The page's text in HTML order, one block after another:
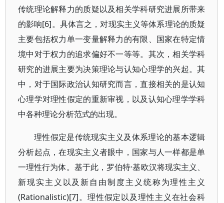
传统理论解释力的质疑以及相关学科研究进展所带来
的影响[6]。具体言之，对现实主义等体系理论的质疑
主要包括权力单一变量解释力的有限、国家在特定情
境中对于权力的追求偏好不一等等。其次，相关学科
研究的进展主要为决策理论与认知心理学的兴起。其
中，对于国际政治认知研究而言，直接相关的是认知
心理学对理性假定的重新审视，以及认知心理学学科
中各种理论分析范式的出现。
理性假定是传统现实主义及体系理论的基本逻辑
分析起点，在现实主义者眼中，国家与人一样都是单
一理性行为体。基于此，罗伯特·基欧汉将现实主义、
新现实主义以及新自由制度主义统称为理性主义
(Rationalistic)[7]。理性假定以及理性主义在社会科